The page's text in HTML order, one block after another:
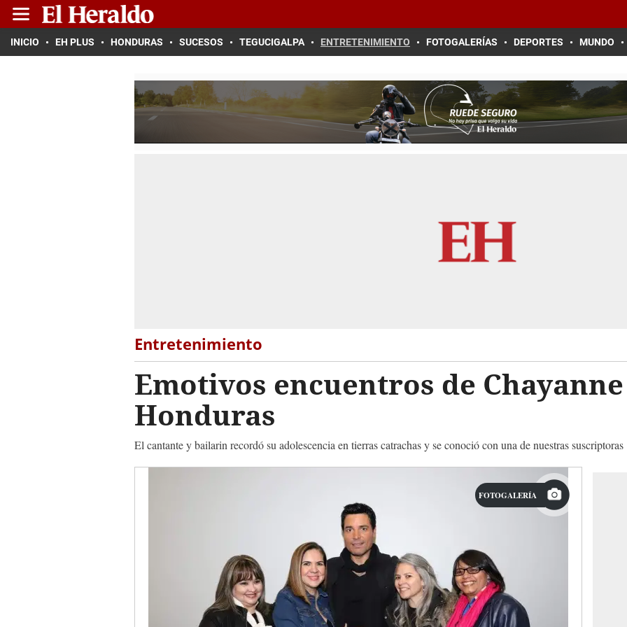
INICIO EH PLUS HONDURAS SUCESOS TEGUCIGALPA ENTRETENIMIENTO FOTOGALERÍAS DEPORTES MUNDO
Entretenimiento
Emotivos encuentros de
Honduras
El cantante y bailarin recordó su adolescencia en tierras catrachas y se conoció con una de nuestras suscriptoras
FOTOGALERÍA